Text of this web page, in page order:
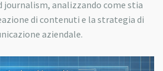
journalism, analizzando come stia
di contenuti e la strategia di
aziendale.